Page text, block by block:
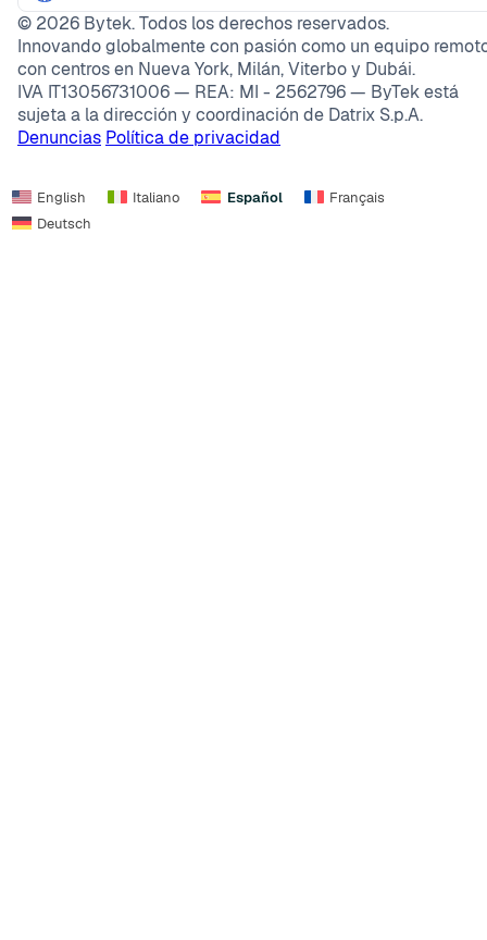
© 2026 Bytek. Todos los derechos reservados.
Innovando globalmente con pasión como un equipo
con centros en Nueva York, Milán, Viterbo y Dubái.
IVA IT13056731006 — REA: MI - 2562796 — ByTek está
sujeta a la dirección y coordinación de Datrix S.p.A.
Denuncias Política de privacidad
English Italiano Español
Français
Deutsch